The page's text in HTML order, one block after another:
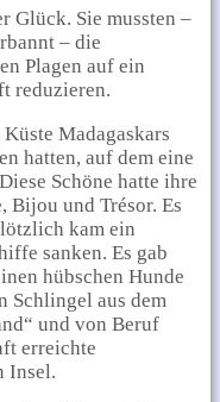
Glück. Sie mussten –
– die
Plagen auf ein
reduzieren.
Madagaskars
hatten, auf dem eine
Schöne hatte ihre
Bijou und Trésor. Es
kam ein
sanken. Es gab
hübschen Hunde
Schlingel aus dem
und von Beruf
erreichte
Insel.